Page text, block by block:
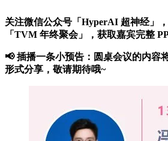
关注微信公众号「HyperAI 超神经」
「TVM 年终聚会」，获取嘉宾完整
📢 插播一条小预告：圆桌会议的内容
形式分享，敬请期待哦~